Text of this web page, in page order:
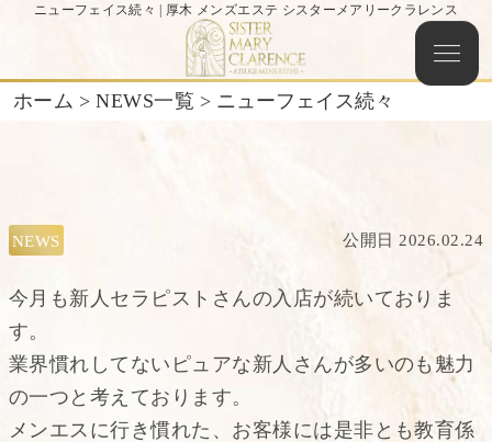
ニューフェイス続々 | 厚木 メンズエステ シスターメアリークラレンス
ホーム >NEWS一覧 > ニューフェイス続々
NEWS 公開日 2026.02.24
今月も新人セラピストさんの入店が続いておりま
す。
業界慣れしてないピュアな新人さんが多いのも魅力
の一つと考えております。
メンエスに行き慣れた、お客様には是非とも教育係